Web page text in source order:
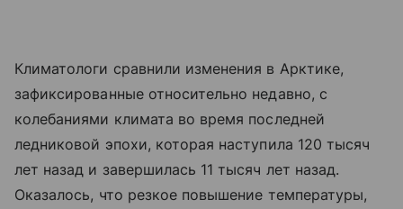
Климатологи сравнили изменения в Арктике,
зафиксированные относительно недавно, с
колебаниями климата во время последней
ледниковой эпохи, которая наступила 120 тысяч
лет назад и завершилась 11 тысяч лет назад.
Оказалось, что резкое повышение температуры,